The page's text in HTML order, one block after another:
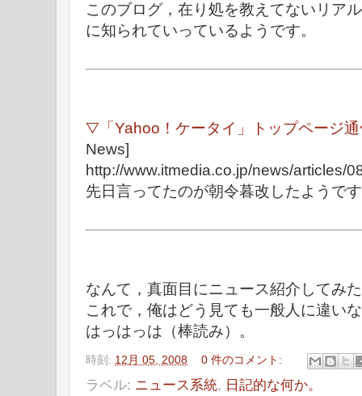
このブログ，在り処を教えてないリア
に知られていっているようです。
▽「Yahoo！ケータイ」トップページ
News]
http://www.itmedia.co.jp/news/articles/
先日言ってたのが朝令暮改したようで
なんて，真面目にニュース紹介してみ
これで，俺はどう見ても一般人に違い
はっはっは（棒読み）。
時刻: 12月 05, 2008 0 件のコメント:
ラベル: ニュース系統, 日記的な何か。